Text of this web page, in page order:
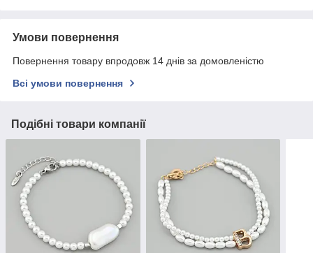
Умови повернення
Повернення товару впродовж 14 днів за домовленістю
Всі умови повернення
Подібні товари компанії